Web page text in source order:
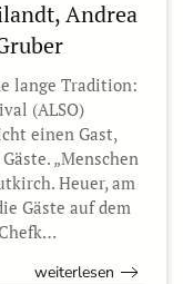
Andrea
lange Tradition:
(ALSO)
einen Gast,
„Menschen
Heuer, am
Gäste auf dem
weiterlesen